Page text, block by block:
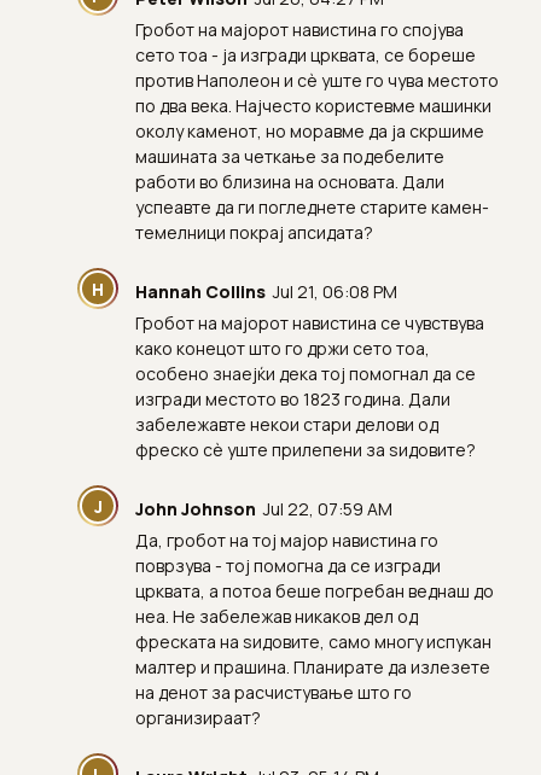
Гробот на мајорот навистина го спојува
сето тоа - ја изгради црквата, се бореше
против Наполеон и сè уште го чува местото
по два века. Најчесто користевме машинки
околу каменот, но моравме да ја скршиме
машината за четкање за подебелите
работи во близина на основата. Дали
успеавте да ги погледнете старите камен-
темелници покрај апсидата?
H Hannah Collins Jul 21, 06:08 PM
Гробот на мајорот навистина се чувствува
како конецот што го држи сето тоа,
особено знаејќи дека тој помогнал да се
изгради местото во 1823 година. Дали
забележавте некои стари делови од
фреско сè уште прилепени за ѕидовите?
J John Johnson Jul 22, 07:59 AM
Да, гробот на тој мајор навистина го
поврзува - тој помогна да се изгради
црквата, а потоа беше погребан веднаш до
неа. Не забележав никаков дел од
фреската на ѕидовите, само многу испукан
малтер и прашина. Планирате да излезете
на денот за расчистување што го
организираат?